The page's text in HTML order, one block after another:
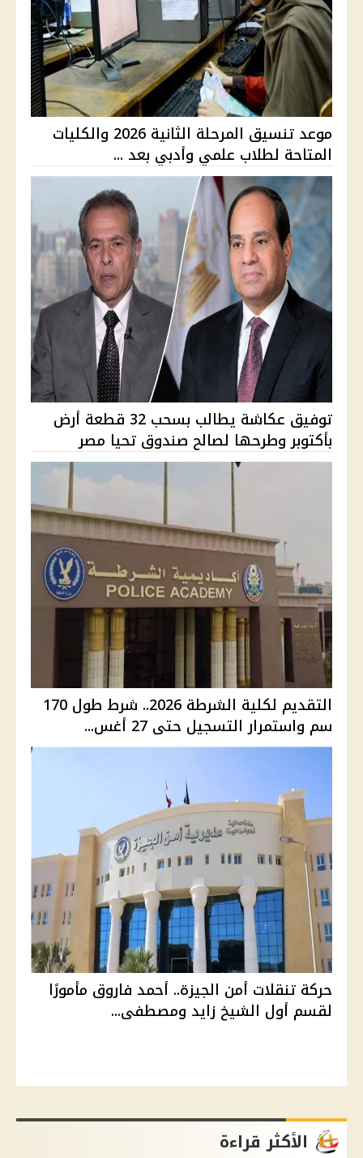
موعد تنسيق المرحلة الثانية 2026 والكليات
المتاحة لطلاب علمي وأدبي بعد ...
توفيق عكاشة يطالب بسحب 32 قطعة أرض
بأكتوبر وطرحها لصالح صندوق تحيا مصر
التقديم لكلية الشرطة 2026.. شرط طول 170
سم واستمرار التسجيل حتى 27 أغس...
حركة تنقلات أمن الجيزة.. أحمد فاروق مأمورًا
لقسم أول الشيخ زايد ومصطفى...
الأكثر قراءة